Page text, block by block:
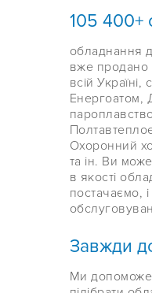
105 400+
обладнання
вже продано
всій Україні,
Енергоатом,
Охоронний
та ін. Ви
в якості
постачаємо, і
Завжди
Ми